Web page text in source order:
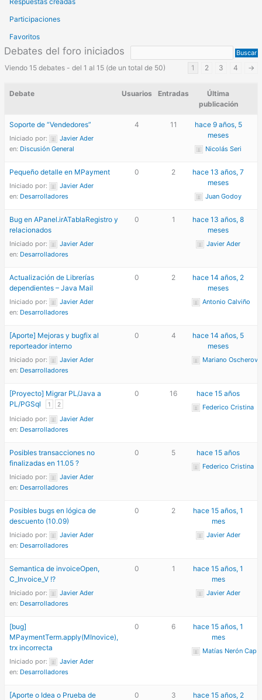
Participaciones
Favoritos
Debates del foro iniciados
Viendo 15 debates - del 1 al 15 (de un total de 50) 1 2 3 4 →
Debate Usuarios Entradas
Última
publicación
Soporte de “Vendedores”
Iniciado por:
Javier Ader
en: Discusión General
4 11
hace 9 años, 5
meses
Nicolás Seri
Pequeño detalle en MPayment
Iniciado por:
Javier Ader
en: Desarrolladores
0 2
hace 13 años, 7
meses
Juan Godoy
Bug en APanel.irATablaRegistro y
relacionados
Iniciado por:
Javier Ader
en: Desarrolladores
0 1
hace 13 años, 8
meses
Javier Ader
Actualización de Librerías
dependientes – Java Mail
Iniciado por:
Javier Ader
en: Desarrolladores
0 2
hace 14 años, 2
meses
Antonio Calviño
[Aporte] Mejoras y bugfix al
reporteador interno
Iniciado por:
Javier Ader
en: Desarrolladores
0 4
hace 14 años, 5
meses
Mariano Oscherov
[Proyecto] Migrar PL/Java a
PL/PGSql
1 2
Iniciado por:
Javier Ader
en: Desarrolladores
0 16 hace 15 años
Federico Cristina
Posibles transacciones no
finalizadas en 11.05 ?
Iniciado por:
Javier Ader
en: Desarrolladores
0 5 hace 15 años
Federico Cristina
Posibles bugs en lógica de
descuento (10.09)
Iniciado por:
Javier Ader
en: Desarrolladores
0 2
hace 15 años, 1
mes
Javier Ader
Semantica de invoiceOpen,
C_Invoice_V !?
Iniciado por:
Javier Ader
en: Desarrolladores
0 1
hace 15 años, 1
mes
Javier Ader
[bug]
MPaymentTerm.apply(MInovice),
trx incorrecta
Iniciado por:
Javier Ader
en: Desarrolladores
0 6
hace 15 años, 1
mes
Matías Nerón Cap
[Aporte o Idea o Prueba de
0 3
hace 15 años, 2